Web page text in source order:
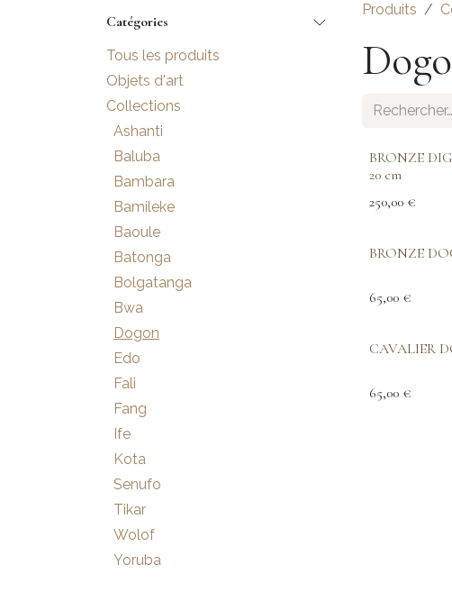
Catégories
Tous les produits
Objets d'art
Collections
Ashanti
Baluba
Bambara
Bamileke
Baoule
Batonga
Bolgatanga
Bwa
Dogon
Edo
Fali
Fang
Ife
Kota
Senufo
Tikar
Wolof
Yoruba
Produits
BRONZE
20 cm
250,00 €
BRONZE
65,00 €
CAVALIER
65,00 €